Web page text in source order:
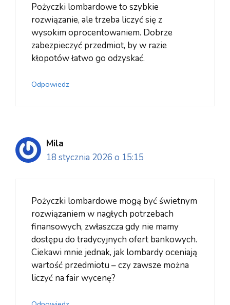
Pożyczki lombardowe to szybkie
rozwiązanie, ale trzeba liczyć się z
wysokim oprocentowaniem. Dobrze
zabezpieczyć przedmiot, by w razie
kłopotów łatwo go odzyskać.
Odpowiedz
Mila
18 stycznia 2026 o 15:15
Pożyczki lombardowe mogą być świetnym
rozwiązaniem w nagłych potrzebach
finansowych, zwłaszcza gdy nie mamy
dostępu do tradycyjnych ofert bankowych.
Ciekawi mnie jednak, jak lombardy oceniają
wartość przedmiotu – czy zawsze można
liczyć na fair wycenę?